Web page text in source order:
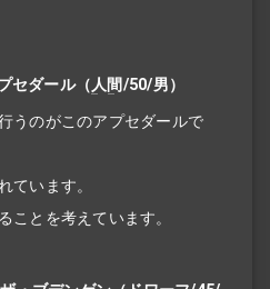
セダール（人間/50/男）
うのがこのアプセダールで
ています。
ことを考えています。